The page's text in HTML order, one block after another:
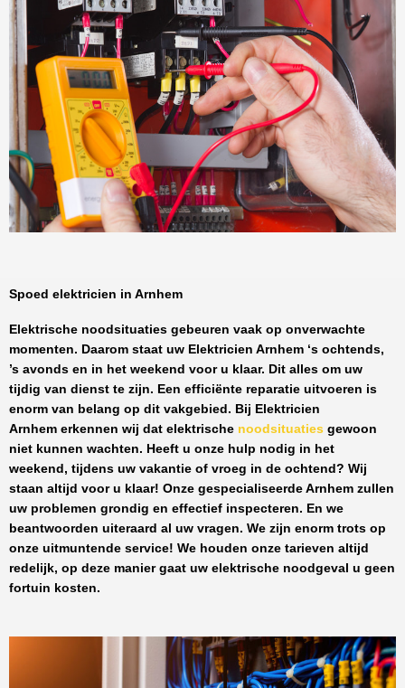
Spoed elektricien in Arnhem
Elektrische noodsituaties gebeuren vaak op onverwachte
momenten. Daarom staat uw Elektricien Arnhem ‘s ochtends,
’s avonds en in het weekend voor u klaar. Dit alles om uw
tijdig van dienst te zijn. Een efficiënte reparatie uitvoeren is
enorm van belang op dit vakgebied. Bij Elektricien
Arnhem erkennen wij dat elektrische noodsituaties gewoon
niet kunnen wachten. Heeft u onze hulp nodig in het
weekend, tijdens uw vakantie of vroeg in de ochtend? Wij
staan altijd voor u klaar! Onze gespecialiseerde Arnhem zullen
uw problemen grondig en effectief inspecteren. En we
beantwoorden uiteraard al uw vragen. We zijn enorm trots op
onze uitmuntende service! We houden onze tarieven altijd
redelijk, op deze manier gaat uw elektrische noodgeval u geen
fortuin kosten.